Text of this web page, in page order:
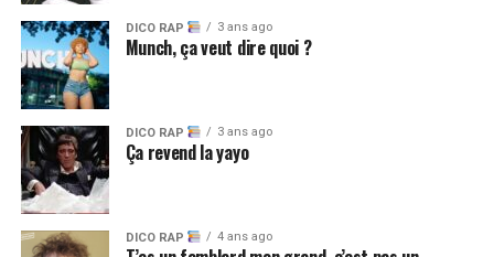
DICO RAP 3 ans ago
Munch, ça veut dire quoi ?
DICO RAP 3 ans ago
Ça revend la yayo
DICO RAP 4 ans ago